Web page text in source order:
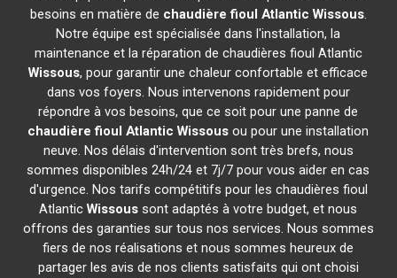
besoins en matière de chaudière fioul Atlantic Wissous.
Notre équipe est spécialisée dans l'installation, la
maintenance et la réparation de chaudières fioul Atlantic
Wissous, pour garantir une chaleur confortable et efficace
dans vos foyers. Nous intervenons rapidement pour
répondre à vos besoins, que ce soit pour une panne de
chaudière fioul Atlantic Wissous ou pour une installation
neuve. Nos délais d'intervention sont très brefs, nous
sommes disponibles 24h/24 et 7j/7 pour vous aider en cas
d'urgence. Nos tarifs compétitifs pour les chaudières fioul
AtlanticWissous sont adaptés à votre budget, et nous
offrons des garanties sur tous nos services. Nous sommes
fiers de nos réalisations et nous sommes heureux de
partager les avis de nos clients satisfaits qui ont choisi